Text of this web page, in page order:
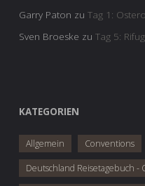
Garry Paton zu Tag 1:
Sven Broeske zu Tag 5:
KATEGORIEN
Allgemein Conventions
Deutschland Reisetagebuch -